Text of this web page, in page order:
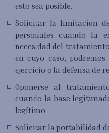
esto sea posible.
Solicitar la limitación
personales cuando la
necesidad del
en cuyo caso,
ejercicio o la defensa de
Oponerse al
cuando la base
legítimo.
Solicitar la portabilidad